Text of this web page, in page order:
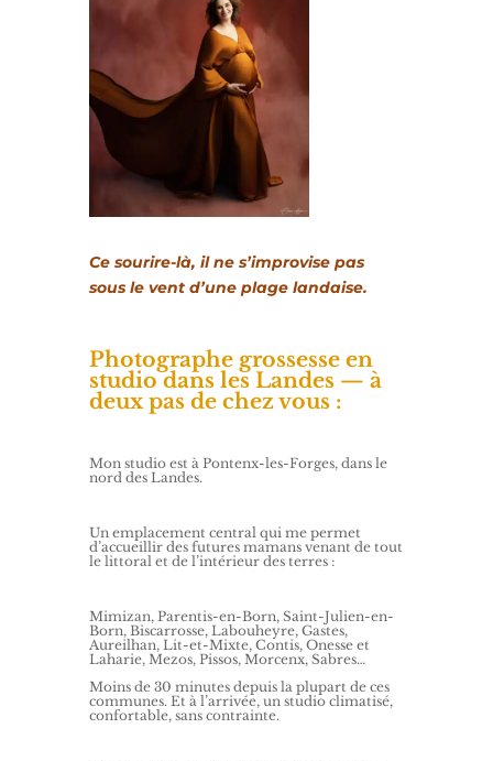
Ce sourire-là, il ne s’improvise pas
sous le vent d’une plage landaise.
Photographe grossesse en
studio dans les Landes — à
deux pas de chez vous :
Mon studio est à Pontenx-les-Forges, dans le
nord des Landes.
Un emplacement central qui me permet
d’accueillir des futures mamans venant de tout
le littoral et de l’intérieur des terres :
Mimizan, Parentis-en-Born, Saint-Julien-en-
Born, Biscarrosse, Labouheyre, Gastes,
Aureilhan, Lit-et-Mixte, Contis, Onesse et
Laharie, Mezos, Pissos, Morcenx, Sabres…
Moins de 30 minutes depuis la plupart de ces
communes. Et à l’arrivée, un studio climatisé,
confortable, sans contrainte.